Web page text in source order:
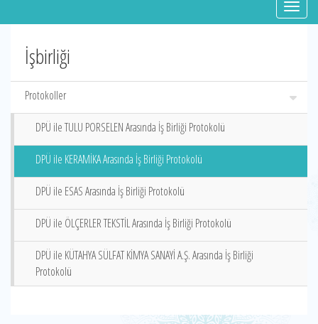
İşbirliği
Protokoller
DPÜ ile TULU PORSELEN Arasında İş Birliği Protokolü
DPÜ ile KERAMİKA Arasında İş Birliği Protokolü
DPÜ ile ESAS Arasında İş Birliği Protokolü
DPÜ ile ÖLÇERLER TEKSTİL Arasında İş Birliği Protokolü
DPÜ ile KÜTAHYA SÜLFAT KİMYA SANAYİ A.Ş. Arasında İş Birliği
Protokolü